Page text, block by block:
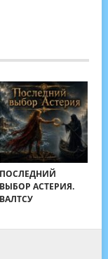
ПОСЛЕДНИЙ
ВЫБОР АСТЕРИЯ.
ВАЛТСУ